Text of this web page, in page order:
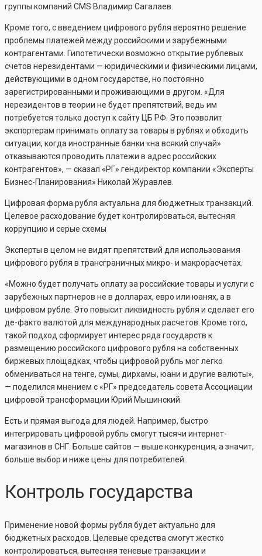
группы компаний CMS Владимир Сагалаев.
Кроме того, с введением цифрового рубля вероятно решение
проблемы платежей между российскими и зарубежными
контрагентами. Гипотетически возможно открытие рублевых
счетов нерезидентами — юридическими и физическими лицами,
действующими в одном государстве, но постоянно
зарегистрированными и проживающими в другом. «Для
нерезидентов в теории не будет препятствий, ведь им
потребуется только доступ к сайту ЦБ РФ. Это позволит
экспортерам принимать оплату за товары в рублях и обходить
ситуации, когда иностранные банки «на всякий случай»
отказываются проводить платежи в адрес российских
контрагентов», — сказал «РГ» гендиректор компании «Эксперты
Бизнес-Планирования» Николай Журавлев.
Цифровая форма рубля актуальна для бюджетных транзакций.
Целевое расходование будет контролироваться, вытесняя
коррупцию и серые схемы
Эксперты в целом не видят препятствий для использования
цифрового рубля в трансграничных микро- и макрорасчетах.
«Можно будет получать оплату за российские товары и услуги с
зарубежных партнеров не в долларах, евро или юанях, а в
цифровом рубле. Это повысит ликвидность рубля и сделает его
де-факто валютой для международных расчетов. Кроме того,
такой подход сформирует интерес ряда государств к
размещению российского цифрового рубля на собственных
биржевых площадках, чтобы цифровой рубль мог легко
обмениваться на тенге, сумы, дирхамы, юани и другие валюты»,
— поделился мнением с «РГ» председатель совета Ассоциации
цифровой трансформации Юрий Мышинский.
Есть и прямая выгода для людей. Например, быстро
интегрировать цифровой рубль смогут тысячи интернет-
магазинов в СНГ. Больше сайтов — выше конкуренция, а значит,
больше выбор и ниже цены для потребителей.
Контроль государства
Применение новой формы рубля будет актуально для
бюджетных расходов. Целевые средства смогут жестко
контролироваться, вытесняя теневые транзакции и